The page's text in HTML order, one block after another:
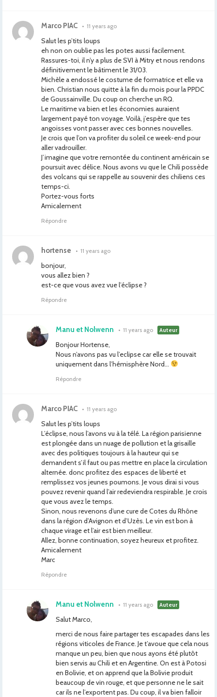
Marco PIAC • 11 years ago
Salut les p’tits loups
eh non on oublie pas les potes aussi facilement.
Rassures-toi, il n’y a plus de SVI à Mitry et nous rendons
définitivement le bâtiment le 31/03.
Michèle a endossé le costume de formatrice et elle va
bien. Christian nous quitte à la fin du mois pour la PPDC
de Goussainville. Du coup on cherche un RQ.
Le maritime va bien et les économies auraient
largement payé ton voyage. Voilà, j’espère que tes
angoisses vont passer avec ces bonnes nouvelles.
Je crois que l’on va profiter du soleil ce week-end pour
aller vadrouiller.
J’imagine que votre remontée du continent américain se
poursuit avec délice. Nous avons vu que le Chili possède
des volcans qui se rappelle au souvenir des chiliens ces
temps-ci.
Portez-vous forts
Amicalement
Répondre
hortense • 11 years ago
bonjour,
vous allez bien ?
est-ce que vous avez vue l’éclipse ?
Répondre
Manu et Nolwenn • 11 years ago Auteur
Bonjour Hortense,
Nous n’avons pas vu l’eclipse car elle se trouvait
uniquement dans l’hémisphère Nord…
Répondre
Marco PIAC • 11 years ago
Salut les p’tits loups
L’éclipse, nous l’avons vu à la télé. La région parisienne
est plongée dans un nuage de pollution et la grisaille
avec des politiques toujours à la hauteur qui se
demandent s’il faut ou pas mettre en place la circulation
alternée. donc profitez des espaces de liberté et
remplissez vos jeunes poumons. Je vous dirai si vous
pouvez revenir quand l’air redeviendra respirable. Je crois
que vous avez le temps.
Sinon, nous revenons d’une cure de Cotes du Rhône
dans la région d’Avignon et d’Uzès. Le vin est bon à
chaque virage et l’air est bien meilleur.
Allez, bonne continuation, soyez heureux et profitez.
Amicalement
Marc
Répondre
Manu et Nolwenn • 11 years ago Auteur
Salut Marco,
merci de nous faire partager tes escapades dans les
régions viticoles de France. Je t’avoue que cela nous
manque un peu, bien que nous ayons été plutôt
bien servis au Chili et en Argentine. On est à Potosi
en Bolivie, et on apprend que la Bolivie produit
beaucoup de vin rouge, et que personne ne le sait
car ils ne l’exportent pas. Du coup, il va bien falloir